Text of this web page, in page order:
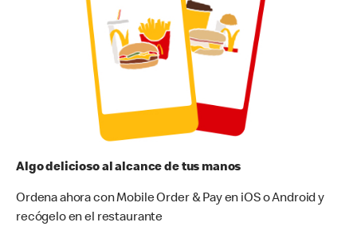
Algo delicioso al alcance de tus manos
Ordena ahora con Mobile Order & Pay en iOS o Android y
recógelo en el restaurante